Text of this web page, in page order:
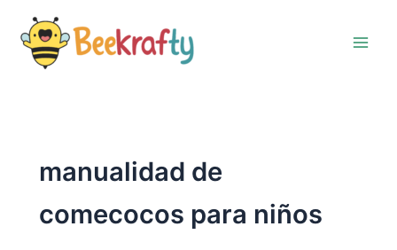
contenido
manualidad de
comecocos para niños